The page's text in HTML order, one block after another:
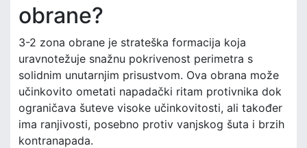
obrane?
3-2 zona obrane je strateška formacija koja
uravnotežuje snažnu pokrivenost perimetra s
solidnim unutarnjim prisustvom. Ova obrana može
učinkovito ometati napadački ritam protivnika dok
ograničava šuteve visoke učinkovitosti, ali također
ima ranjivosti, posebno protiv vanjskog šuta i brzih
kontranapada.